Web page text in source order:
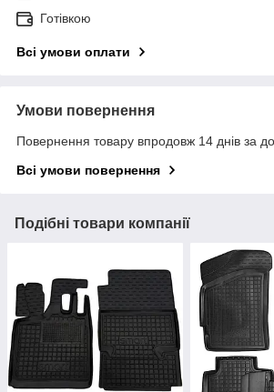
Готівкою
Всі умови оплати
Умови повернення
Повернення товару впродовж 14 днів за
Всі умови повернення
Подібні товари компанії